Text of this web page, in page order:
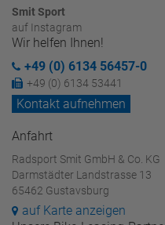
Smit Sport
auf Instagram
Wir helfen Ihnen!
+49 (0) 6134 56457-0
+49 (0) 6134 53441
Kontakt aufnehmen
Anfahrt
Radsport Smit GmbH & Co. KG
Darmstädter Landstrasse 13
65462 Gustavsburg
auf Karte anzeigen